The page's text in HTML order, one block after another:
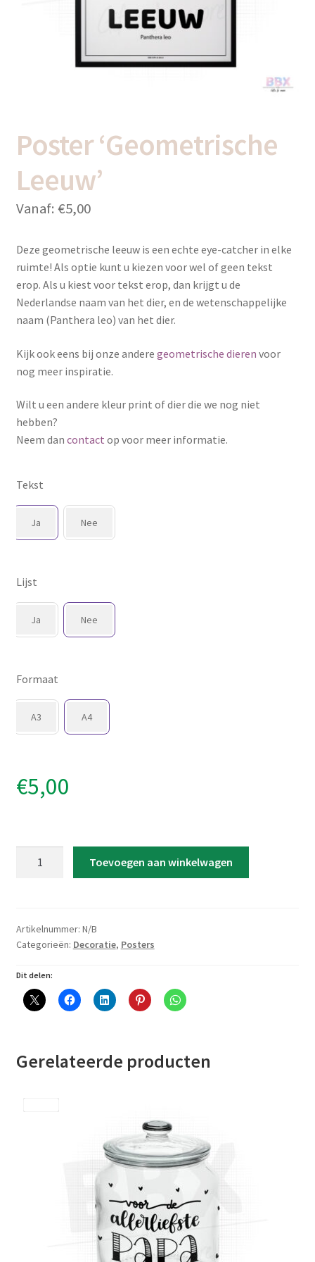
Thema’s
Poster ‘Geometrische
Leeuw’
Vanaf: €5,00
Deze geometrische leeuw is een echte eye-catcher in elke
ruimte! Als optie kunt u kiezen voor wel of geen tekst
erop. Als u kiest voor tekst erop, dan krijgt u de
Nederlandse naam van het dier, en de wetenschappelijke
naam (Panthera leo) van het dier.
Kijk ook eens bij onze andere geometrische dieren voor
nog meer inspiratie.
Wilt u een andere kleur print of dier die we nog niet
hebben?
Neem dan contact op voor meer informatie.
Tekst
Ja Nee
Lijst
Ja Nee
Formaat
A3 A4
€5,00
Toevoegen aan winkelwagen
Artikelnummer: N/B
Categorieën: Decoratie, Posters
Dit delen:
Gerelateerde producten